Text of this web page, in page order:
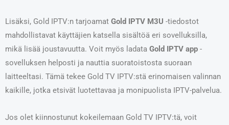
Lisäksi, Gold IPTV:n tarjoamat Gold IPTV M3U -tiedostot
mahdollistavat käyttäjien katsella sisältöä eri sovelluksilla,
mikä lisää joustavuutta. Voit myös ladata Gold IPTV app -
sovelluksen helposti ja nauttia suoratoistosta suoraan
laitteeltasi. Tämä tekee Gold TV IPTV:stä erinomaisen valinnan
kaikille, jotka etsivät luotettavaa ja monipuolista IPTV-palvelua.
Jos olet kiinnostunut kokeilemaan Gold TV IPTV:tä, voit